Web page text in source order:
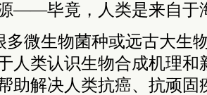
——毕竟，人类是来自于
多微生物菌种或远古大生
人类认识生物合成机理和
助解决人类抗癌、抗顽固